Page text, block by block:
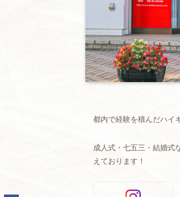
都内で経験を積んだハイ
成人式・七五三・結婚式
えております！